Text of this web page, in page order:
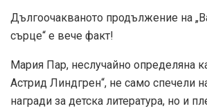
Дългоочакваното продължение на
сърце“ е вече факт!
Мария Пар, неслучайно определяна
Астрид Линдгрен“, не само спечели
награди за детска литература, но и